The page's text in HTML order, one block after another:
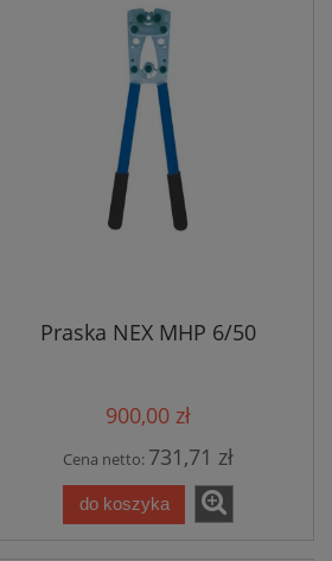
Praska NEX MHP 6/50
900,00 zł
Cena netto: 731,71 zł
do koszyka